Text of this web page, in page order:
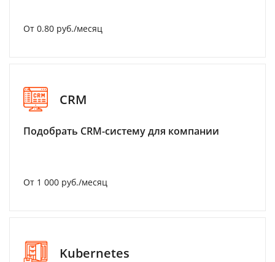
От 0.80 руб./месяц
CRM
Подобрать CRM-систему для компании
От 1 000 руб./месяц
Kubernetes